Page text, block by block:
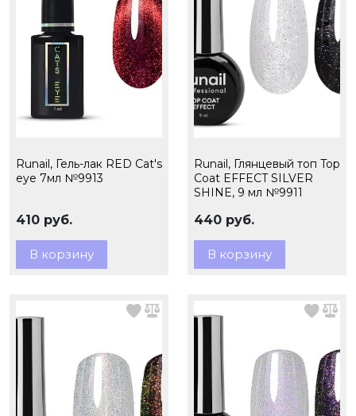
Runail, Гель-лак RED Cat's
eye 7мл №9913
410 руб.
В корзину
Runail, Глянцевый топ Top
Сoat EFFECT SILVER
SHINE, 9 мл №9911
440 руб.
В корзину